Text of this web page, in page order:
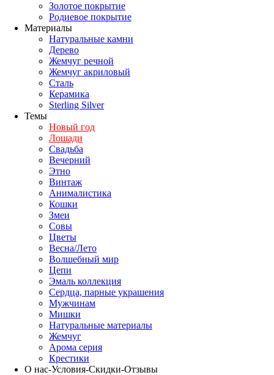
Золотое покрытие
Родиевое покрытие
Материалы
Натуральные камни
Дерево
Жемчуг речной
Жемчуг акриловый
Сталь
Керамика
Sterling Silver
Темы
Новый год
Лошади
Свадьба
Вечерний
Этно
Винтаж
Анималистика
Кошки
Змеи
Совы
Цветы
Весна/Лето
Волшебный мир
Цепи
Эмаль коллекция
Сердца, парные украшения
Мужчинам
Мишки
Натуральные материалы
Жемчуг
Арома серия
Крестики
О нас-Условия-Скидки-Отзывы